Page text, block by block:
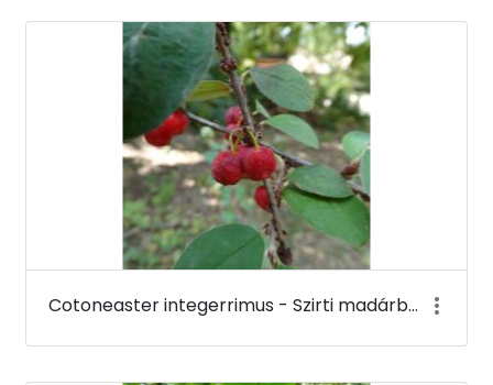
Cotoneaster integerrimus - Szirti madárbirs - Budai Arborétum